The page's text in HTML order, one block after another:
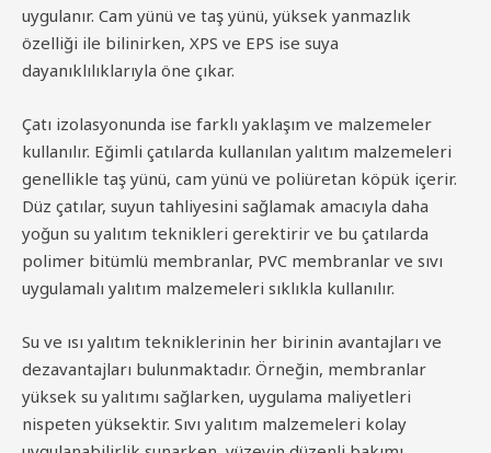
uygulanır. Cam yünü ve taş yünü, yüksek yanmazlık
özelliği ile bilinirken, XPS ve EPS ise suya
dayanıklılıklarıyla öne çıkar.
Çatı izolasyonunda ise farklı yaklaşım ve malzemeler
kullanılır. Eğimli çatılarda kullanılan yalıtım malzemeleri
genellikle taş yünü, cam yünü ve poliüretan köpük içerir.
Düz çatılar, suyun tahliyesini sağlamak amacıyla daha
yoğun su yalıtım teknikleri gerektirir ve bu çatılarda
polimer bitümlü membranlar, PVC membranlar ve sıvı
uygulamalı yalıtım malzemeleri sıklıkla kullanılır.
Su ve ısı yalıtım tekniklerinin her birinin avantajları ve
dezavantajları bulunmaktadır. Örneğin, membranlar
yüksek su yalıtımı sağlarken, uygulama maliyetleri
nispeten yüksektir. Sıvı yalıtım malzemeleri kolay